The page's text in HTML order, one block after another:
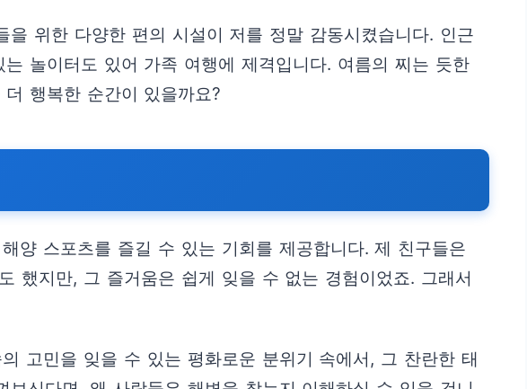
위한 다양한 편의 시설이 저를 정말 감동시켰습니다. 인근
놀이터도 있어 가족 여행에 제격입니다. 여름의 찌는 듯한
행복한 순간이 있을까요?
양 스포츠를 즐길 수 있는 기회를 제공합니다. 제 친구들은
했지만, 그 즐거움은 쉽게 잊을 수 없는 경험이었죠. 그래서
고민을 잊을 수 있는 평화로운 분위기 속에서, 그 찬란한 태